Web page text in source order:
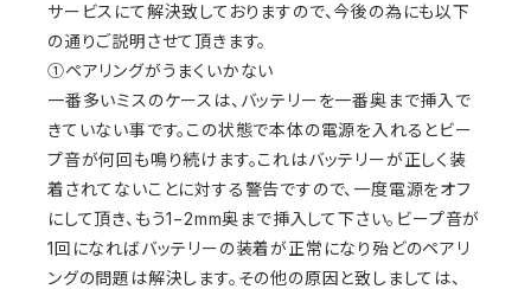
サービスにて解決致しておりますので、今後の為にも以下
の通りご説明させて頂きます。
①ペアリングがうまくいかない
一番多いミスのケースは、バッテリーを一番奥まで挿入で
きていない事です。この状態で本体の電源を入れるとビー
プ音が何回も鳴り続けます。これはバッテリーが正しく装
着されてないことに対する警告ですので、一度電源をオフ
にして頂き、もう1−2mm奥まで挿入して下さい。ビープ音が
1回になればバッテリーの装着が正常になり殆どのペアリ
ングの問題は解決します。その他の原因と致しましては、